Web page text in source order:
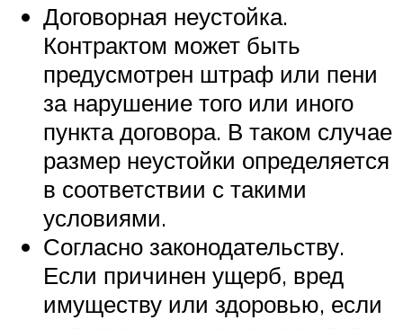
Договорная неустойка.
Контрактом может быть
предусмотрен штраф или пени
за нарушение того или иного
пункта договора. В таком случае
размер неустойки определяется
в соответствии с такими
условиями.
Согласно законодательству.
Если причинен ущерб, вред
имуществу или здоровью, если